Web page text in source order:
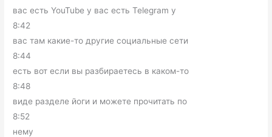
вас есть YouTube у вас есть Telegram у
8:42
вас там какие-то другие социальные сети
8:44
есть вот если вы разбираетесь в каком-то
8:48
виде разделе йоги и можете прочитать по
8:52
нему